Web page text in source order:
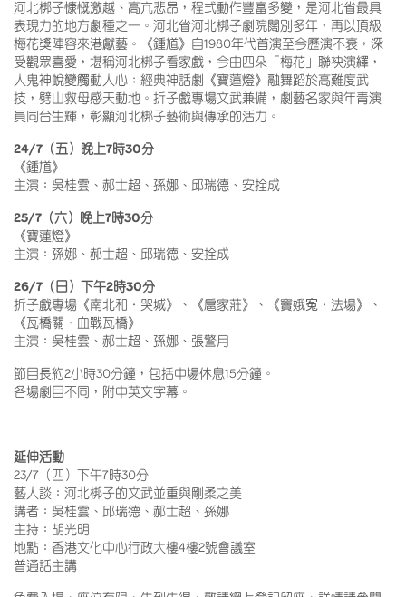
河北梆子慷慨激越、高亢悲昂，程式動作豐富多變，是河北省最具
表現力的地方劇種之一。河北省河北梆子劇院闊別多年，再以頂級
梅花獎陣容來港獻藝。《鍾馗》自1980年代首演至今歷演不衰，深
受觀眾喜愛，堪稱河北梆子看家戲，今由四朵「梅花」聯袂演繹，
人鬼神蛻變觸動人心；經典神話劇《寶蓮燈》融舞蹈於高難度武
技，劈山救母感天動地。折子戲專場文武兼備，劇藝名家與年青演
員同台生輝，彰顯河北梆子藝術與傳承的活力。
24/7（五）晚上7時30分
《鍾馗》
主演：吳桂雲、郝士超、孫娜、邱瑞德、安拴成
25/7（六）晚上7時30分
《寶蓮燈》
主演：孫娜、郝士超、邱瑞德、安拴成
26/7（日）下午2時30分
折子戲專場《南北和．哭城》、《扈家莊》、《竇娥寃．法場》、
《瓦橋關．血戰瓦橋》
主演：吳桂雲、郝士超、孫娜、張警月
節目長約2小時30分鐘，包括中場休息15分鐘。
各場劇目不同，附中英文字幕。
延伸活動
23/7（四）下午7時30分
藝人談：河北梆子的文武並重與剛柔之美
講者：吳桂雲、邱瑞德、郝士超、孫娜
主持：胡光明
地點：香港文化中心行政大樓4樓2號會議室
普通話主講